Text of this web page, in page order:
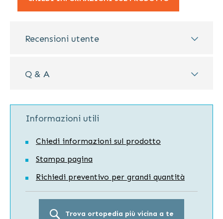
Recensioni utente
Q & A
Informazioni utili
Chiedi informazioni sul prodotto
Stampa pagina
Richiedi preventivo per grandi quantità
Trova ortopedia più vicina a te